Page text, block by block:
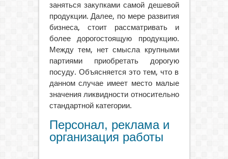
заняться закупками самой дешевой
продукции. Далее, по мере развития
бизнеса, стоит рассматривать и
более дорогостоящую продукцию.
Между тем, нет смысла крупными
партиями приобретать дорогую
посуду. Объясняется это тем, что в
данном случае имеет место малые
значения ликвидности относительно
стандартной категории.
Персонал, реклама и
организация работы